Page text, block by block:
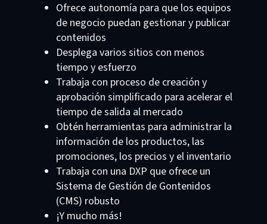
Ofrece autonomía para que los equipos
de negocio puedan gestionar y publicar
contenidos
Desplega varios sitios con menos
tiempo y esfuerzo
Trabaja con proceso de creación y
aprobación simplificado para acelerar el
tiempo de salida al mercado
Obtén herramientas para administrar la
información de los productos, las
promociones, los precios y el inventario
Trabaja con una DXP que ofrece un
Sistema de Gestión de Gontenidos
(CMS) robusto
¡Y mucho más!